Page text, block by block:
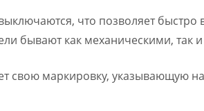
что позволяет быстро
бывают как механическими, так
свою маркировку, указывающую